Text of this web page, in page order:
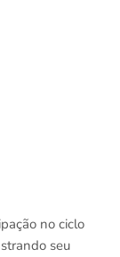
no ciclo
seu